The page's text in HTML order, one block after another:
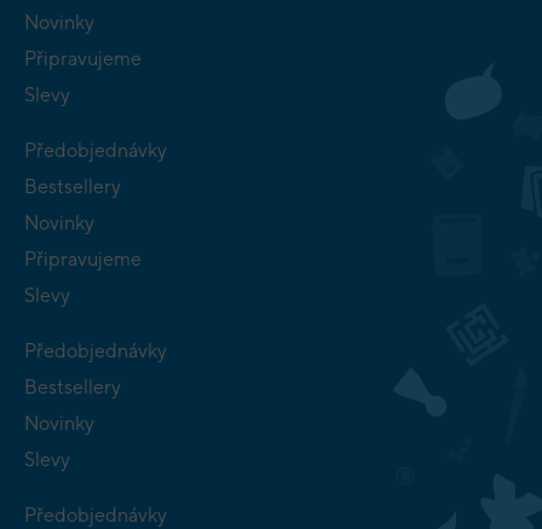
Novinky
Připravujeme
Slevy
Předobjednávky
Bestsellery
Novinky
Připravujeme
Slevy
Předobjednávky
Bestsellery
Novinky
Slevy
Předobjednávky